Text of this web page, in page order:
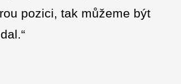
pozici, tak můžeme být